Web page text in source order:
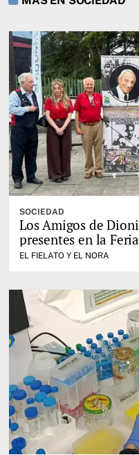
SOCIEDAD
Los Amigos de
presentes en la
EL FIELATO Y EL NORA